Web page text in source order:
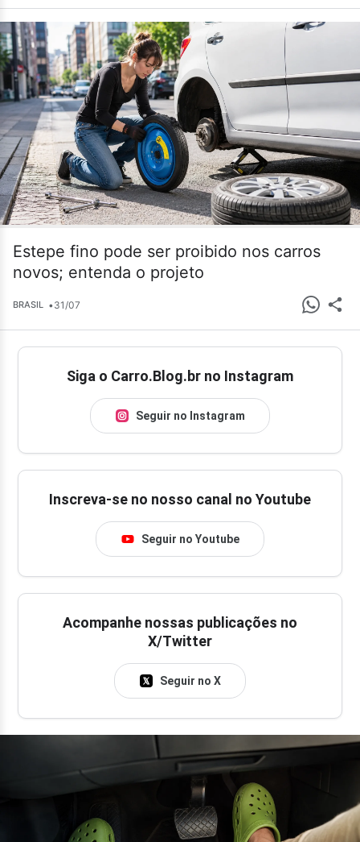
Estepe fino pode ser proibido nos carros
novos; entenda o projeto
BRASIL •31/07
Siga o Carro.Blog.br no Instagram
Seguir no Instagram
Inscreva-se no nosso canal no Youtube
Seguir no Youtube
Acompanhe nossas publicações no
X/Twitter
Seguir no X